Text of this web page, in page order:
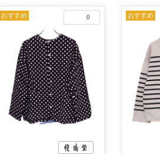
0
おすすめ おすすめ